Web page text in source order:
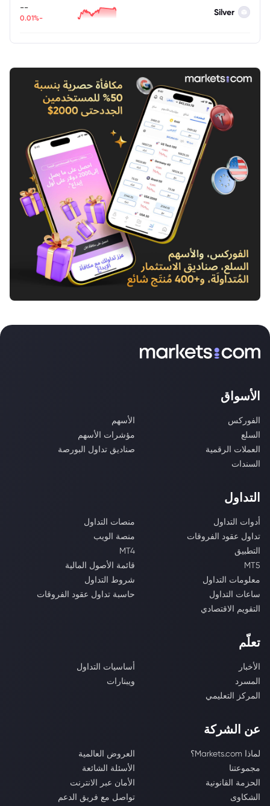
Silver
--
-0.01%
الأسواق
الفوركس
الأسهم
السلع
مؤشرات الأسهم
العملات الرقمية
صناديق تداول البورصة
السندات
التداول
أدوات التداول
منصات التداول
تداول عقود الفروقات
منصة الويب
التطبيق
MT4
MT5
قائمة الأصول المالية
معلومات التداول
شروط التداول
ساعات التداول
حاسبة تداول عقود الفروقات
التقويم الاقتصادي
تعلّم
الأخبار
أساسيات التداول
المسرد
ويبنارات
المركز التعليمي
عن الشركة
لماذا Markets.com؟
العروض العالمية
مجموعتنا
الأسئلة الشائعة
الحزمة القانونية
الأمان عبر الانترنت
الشكاوى
تواصل مع فريق الدعم